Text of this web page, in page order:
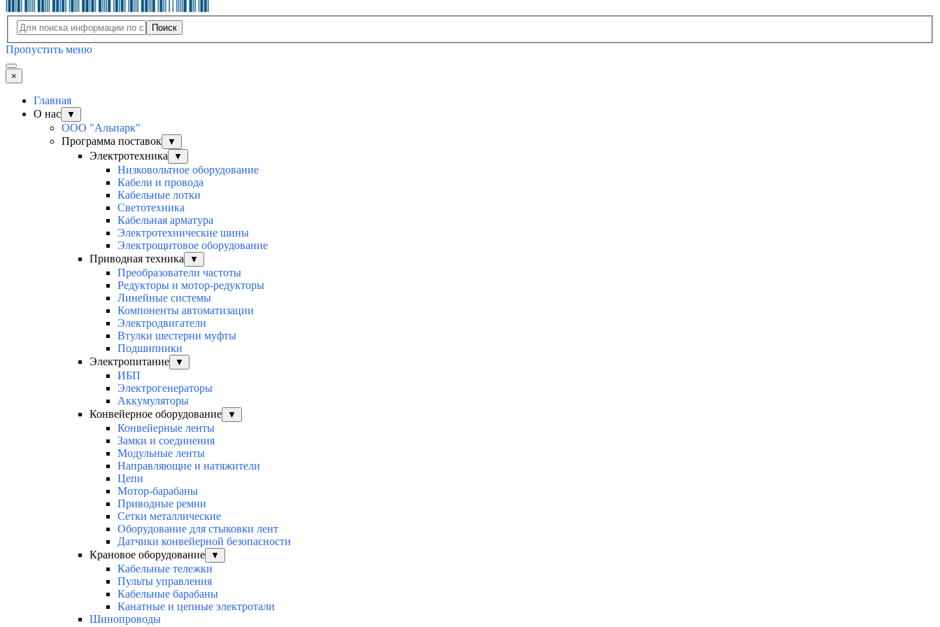
Поиск
Пропустить меню
×
Главная
О нас
▼
ООО "Альпарк"
Программа поставок
▼
Электротехника ▼
Низковольтное оборудование
Кабели и провода
Кабельные лотки
Светотехника
Кабельная арматура
Электротехнические шины
Электрощитовое оборудование
Приводная техника
▼
Преобразователи частоты
Редукторы и мотор-редукторы
Линейные системы
Компоненты автоматизации
Электродвигатели
Втулки шестерни муфты
Подшипники
Электропитание
▼
ИБП
Электрогенераторы
Аккумуляторы
Конвейерное оборудование
▼
Конвейерные ленты
Замки и соединения
Модульные ленты
Направляющие и натяжители
Цепи
Мотор-барабаны
Приводные ремни
Сетки металлические
Оборудование для стыковки лент
Датчики конвейерной безопасности
Крановое оборудование
▼
Кабельные тележки
Пульты управления
Кабельные барабаны
Канатные и цепные электротали
Шинопроводы